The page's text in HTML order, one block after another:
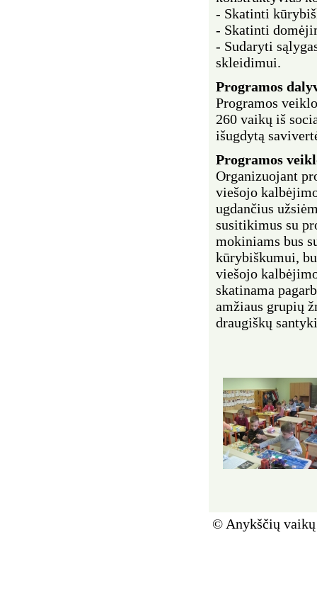
- Skatinti
- Skatinti
- Sudaryti
skleidimui.
Programos
Programos
260 vaikų iš
išugdytą
Programos
Organizuojant
viešojo
ugdančius
susitikimus su
mokiniams bus
kūrybiškumui,
viešojo
skatinama
amžiaus grupių
draugiškų
© Anykščių